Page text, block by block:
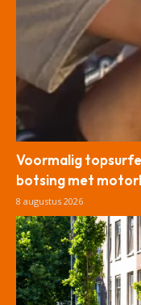
Voormalig
botsing met
8 augustus 2026